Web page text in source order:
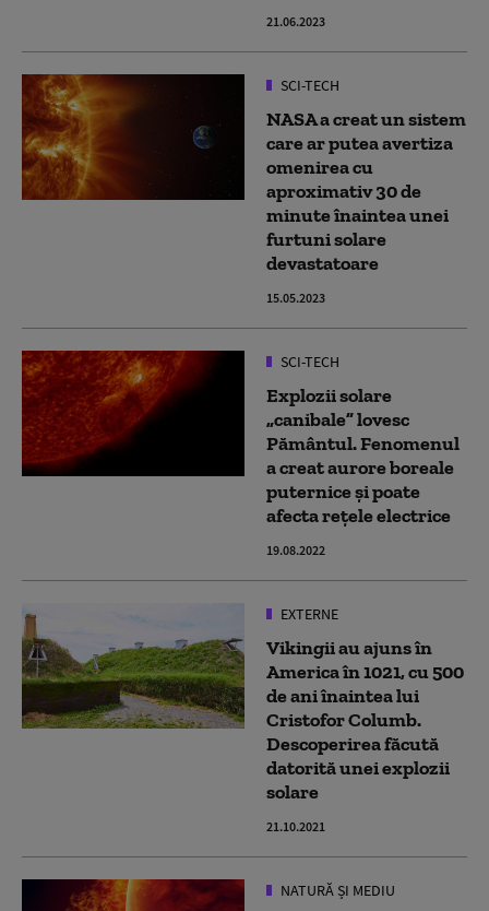
21.06.2023
SCI-TECH
NASA a creat un sistem
care ar putea avertiza
omenirea cu
aproximativ 30 de
minute înaintea unei
furtuni solare
devastatoare
15.05.2023
SCI-TECH
Explozii solare
„canibale” lovesc
Pământul. Fenomenul
a creat aurore boreale
puternice și poate
afecta rețele electrice
19.08.2022
EXTERNE
Vikingii au ajuns în
America în 1021, cu 500
de ani înaintea lui
Cristofor Columb.
Descoperirea făcută
datorită unei explozii
solare
21.10.2021
NATURĂ ȘI MEDIU